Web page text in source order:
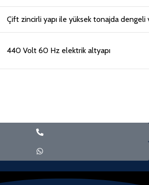
Çift zincirli yapı ile yüksek tonajda dengeli
440 Volt 60 Hz elektrik altyapı